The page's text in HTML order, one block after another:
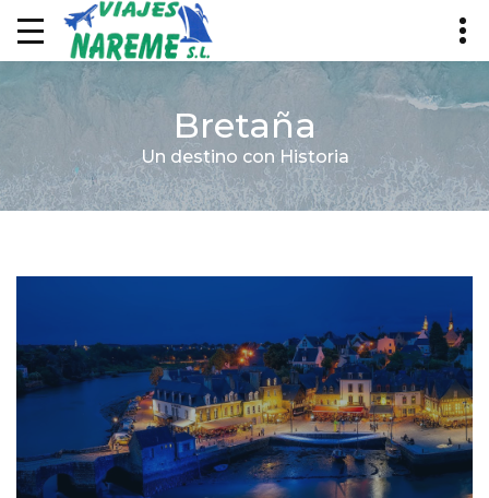
Bretaña
Un destino con Historia